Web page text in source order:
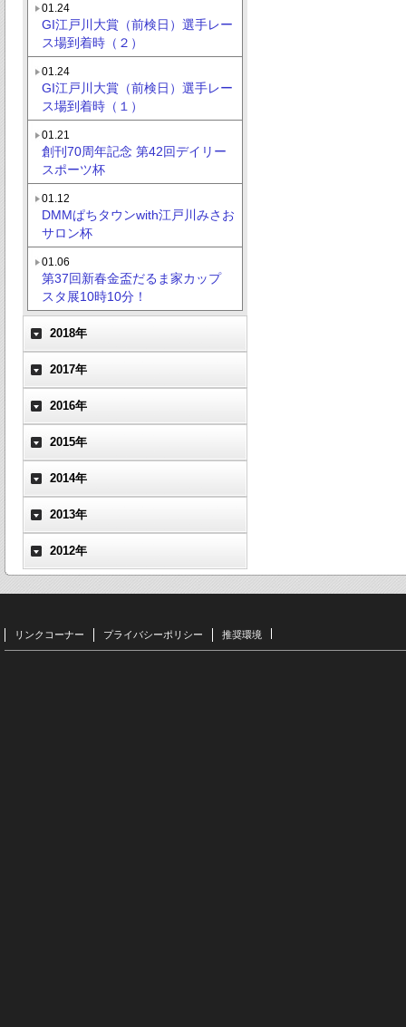
01.24
GI江戸川大賞（前検日）選手レー
ス場到着時（２）
01.24
GI江戸川大賞（前検日）選手レー
ス場到着時（１）
01.21
創刊70周年記念 第42回デイリー
スポーツ杯
01.12
DMMぱちタウンwith江戸川みさお
サロン杯
01.06
第37回新春金盃だるま家カップ
スタ展10時10分！
2018年
2017年
2016年
2015年
2014年
2013年
2012年
リンクコーナー プライバシーポリシー 推奨環境